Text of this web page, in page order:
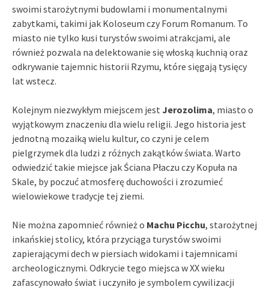
swoimi starożytnymi budowlami i monumentalnymi
zabytkami, takimi jak Koloseum czy Forum Romanum. To
miasto nie tylko kusi turystów swoimi atrakcjami, ale
również pozwala na delektowanie się włoską kuchnią oraz
odkrywanie tajemnic historii Rzymu, które sięgają tysięcy
lat wstecz.
Kolejnym niezwykłym miejscem jest Jerozolima, miasto o
wyjątkowym znaczeniu dla wielu religii. Jego historia jest
jednotną mozaiką wielu kultur, co czyni je celem
pielgrzymek dla ludzi z różnych zakątków świata. Warto
odwiedzić takie miejsce jak Ściana Płaczu czy Kopuła na
Skale, by poczuć atmosferę duchowości i zrozumieć
wielowiekowe tradycje tej ziemi.
Nie można zapomnieć również o Machu Picchu, starożytnej
inkańskiej stolicy, która przyciąga turystów swoimi
zapierającymi dech w piersiach widokami i tajemnicami
archeologicznymi. Odkrycie tego miejsca w XX wieku
zafascynowało świat i uczyniło je symbolem cywilizacji